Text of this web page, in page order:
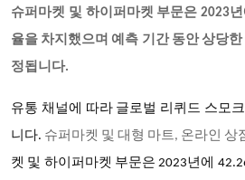
슈퍼마켓 및 하이퍼마켓 부문은 2023
율을 차지했으며 예측 기간 동안 상당한
정됩니다.
유통 채널에 따라 글로벌 리퀴드 스모크
니다. 슈퍼마켓 및 대형 마트, 온라인 상
켓 및 하이퍼마켓 부문은 2023년에